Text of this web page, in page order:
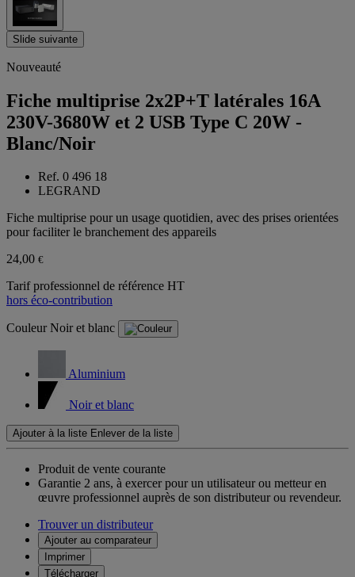
Slide suivante
Nouveauté
Fiche multiprise 2x2P+T latérales 16A
230V-3680W et 2 USB Type C 20W -
Blanc/Noir
Ref. 0 496 18
LEGRAND
Fiche multiprise pour un usage quotidien, avec des prises orientées
pour faciliter le branchement des appareils
24,00 €
Tarif professionnel de référence HT
hors éco-contribution
Couleur Noir et blanc
Aluminium
Noir et blanc
Ajouter à la liste Enlever de la liste
Produit de vente courante
Garantie 2 ans, à exercer pour un utilisateur ou metteur en
œuvre professionnel auprès de son distributeur ou revendeur.
Trouver un distributeur
Ajouter au comparateur
Imprimer
Télécharger